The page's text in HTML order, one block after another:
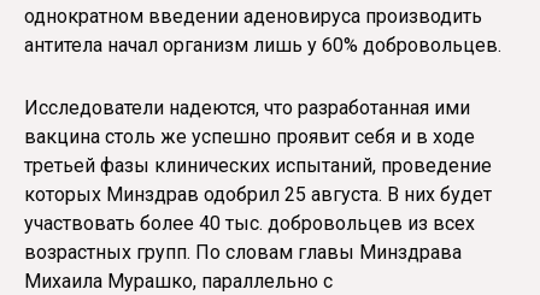
однократном введении аденовируса производить
антитела начал организм лишь у 60% добровольцев.
Исследователи надеются, что разработанная ими
вакцина столь же успешно проявит себя и в ходе
третьей фазы клинических испытаний, проведение
которых Минздрав одобрил 25 августа. В них будет
участвовать более 40 тыс. добровольцев из всех
возрастных групп. По словам главы Минздрава
Михаила Мурашко, параллельно с